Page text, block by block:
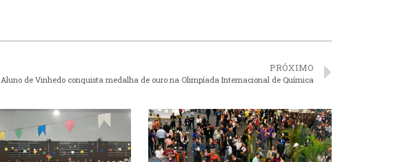
PRÓXIMO
Aluno de Vinhedo conquista medalha de ouro na Olimpíada Internacional de Química